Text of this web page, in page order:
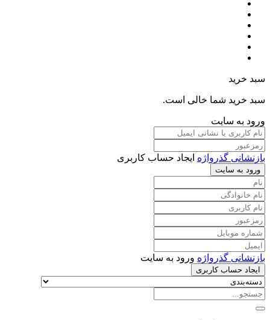
سبد خرید
سبد خرید شما خالی است.
ورود به سایت
بازنشانی گذرواژه ایجاد حساب کاربری
ورود به سایت
بازنشانی گذرواژه ورود به سایت
ایجاد حساب کاربری